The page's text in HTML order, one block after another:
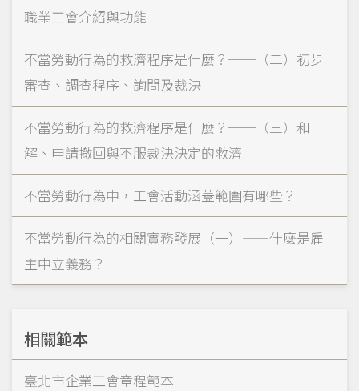
職業工會介紹與功能
不當勞動行為的救濟程序是什麼？──（二）初步
審查、調查程序、詢問及裁決
不當勞動行為的救濟程序是什麼？──（三）和
解、申請撤回與不服裁決決定的救濟
不當勞動行為中，工會活動涵蓋範圍有哪些？
不當勞動行為的相關實務發展（一）——什麼是雇
主中立義務？
相關範本
臺北市企業工會章程範本